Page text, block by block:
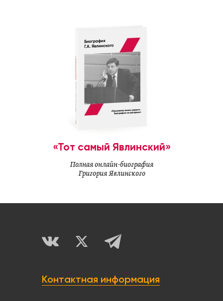
«Тот самый Явлинский»
Полная онлайн-биография
Григория Явлинского
Контактная информация